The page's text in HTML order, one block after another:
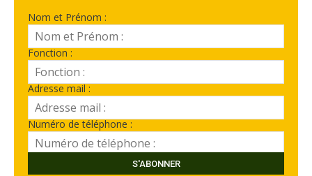
Nom et Prénom :
Fonction :
Adresse mail :
Numéro de téléphone :